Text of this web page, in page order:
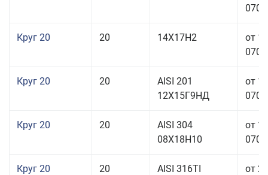
Круг 20 20 14Х17Н2
от
Круг 20 20
AISI 201
12Х15Г9НД
от
Круг 20 20
AISI 304
08Х18Н10
от
Круг 20 20
AISI 316TI
от